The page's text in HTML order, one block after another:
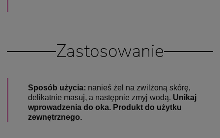
Zastosowanie
Sposób użycia: nanieś żel na zwilżoną skórę,
delikatnie masuj, a następnie zmyj wodą. Unikaj
wprowadzenia do oka. Produkt do użytku
zewnętrznego.